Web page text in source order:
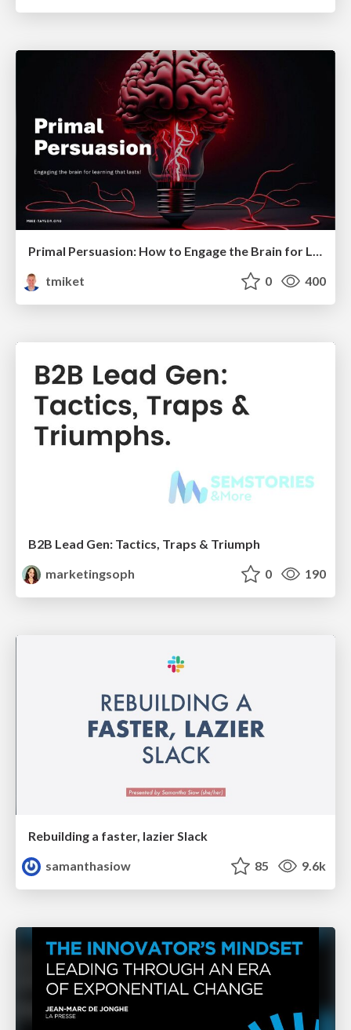
Primal Persuasion: How to Engage the Brain for Learning That Lasts
tmiket
0 400
B2B Lead Gen: Tactics, Traps & Triumph
marketingsoph
0 190
Rebuilding a faster, lazier Slack
samanthasiow
85 9.6k